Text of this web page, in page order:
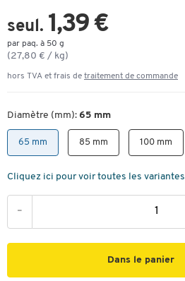
seul. 1,39 €
par paq. à 50 g
(27,80 € / kg)
hors TVA et frais de traitement de commande
Diamètre (mm): 65 mm
65 mm 85 mm 100 mm
Cliquez ici pour voir toutes les variantes
-
Dans le panier